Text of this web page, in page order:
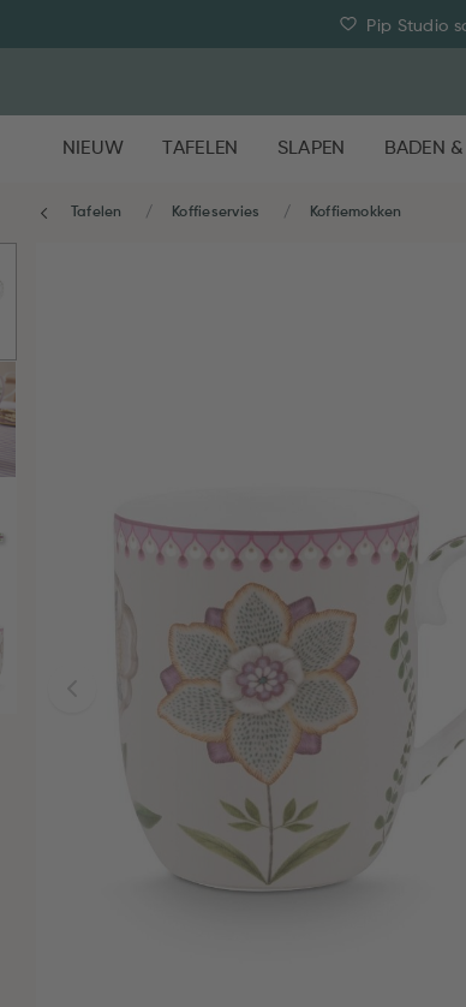
Pip Studio
NIEUW TAFELEN SLAPEN BADEN
Tafelen Koffieservies Koffiemokken